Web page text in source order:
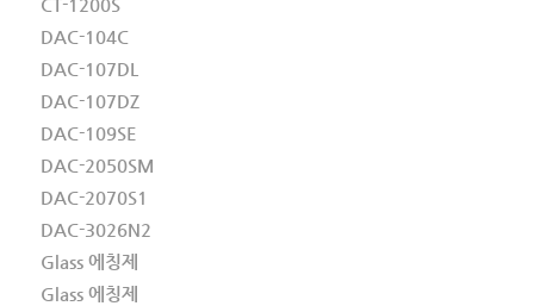
CT-1200S
DAC-104C
DAC-107DL
DAC-107DZ
DAC-109SE
DAC-2050SM
DAC-2070S1
DAC-3026N2
Glass 에칭제
Glass 에칭제